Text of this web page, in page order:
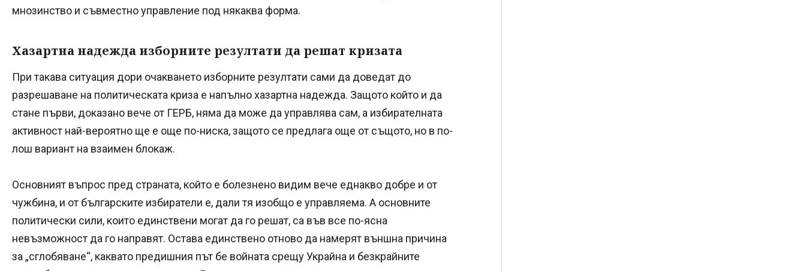
мнозинство и съвместно управление под някаква форма.
Хазартна надежда изборните резултати да решат кризата
При такава ситуация дори очакването изборните резултати сами да доведат до
разрешаване на политическата криза е напълно хазартна надежда. Защото който и да
стане първи, доказано вече от ГЕРБ, няма да може да управлява сам, а избирателната
активност най-вероятно ще е още по-ниска, защото се предлага още от същото, но в по-
лош вариант на взаимен блокаж.
Основният въпрос пред страната, който е болезнено видим вече еднакво добре и от
чужбина, и от българските избиратели е, дали тя изобщо е управляема. А основните
политически сили, които единствени могат да го решат, са във все по-ясна
невъзможност да го направят. Остава единствено отново да намерят външна причина
за „сглобяване“, каквато предишния път бе войната срещу Украйна и безкрайните